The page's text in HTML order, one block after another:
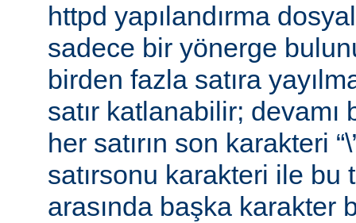
httpd yapılandırma
sadece bir yönerge
birden fazla satıra
satır katlanabilir; devamı
her satırın son karakteri
satırsonu karakteri ile bu
arasında başka karakter